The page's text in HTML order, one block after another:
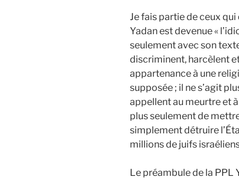
Je fais partie de ceux
Yadan est devenue «
seulement avec son
discriminent, harcèlent
appartenance à une
supposée ; il ne s’agit
appellent au meurtre et à
plus seulement de
simplement détruire
millions de juifs
Le préambule de la PPL